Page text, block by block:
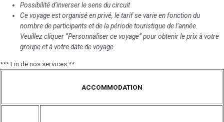
Possibilité d’inverser le sens du circuit
Ce voyage est organisé en privé, le tarif se varie en fonction du
nombre de participants et de la période touristique de l’année.
Veuillez cliquer “Personnaliser ce voyage” pour obtenir le prix à votre
groupe et à votre date de voyage.
*** Fin de nos services **
ACCOMMODATION